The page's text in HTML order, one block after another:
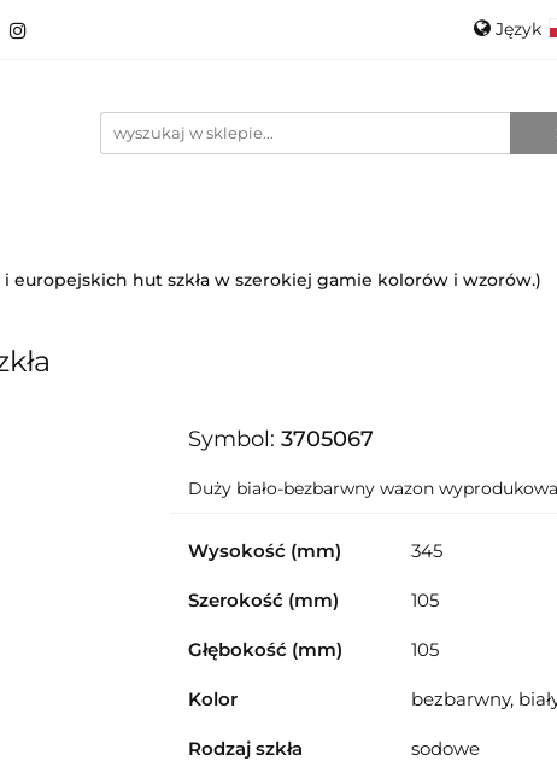
Język
Producenci Ceramika
Kontakt O mnie
i europejskich hut szkła w szerokiej gamie kolorów i wzorów.)
Symbol: 3705067
Duży biało-bezbarwny wazon
Wysokość (mm) 345
Szerokość (mm) 105
Głębokość (mm) 105
Kolor bezbarwny,
Rodzaj szkła sodowe